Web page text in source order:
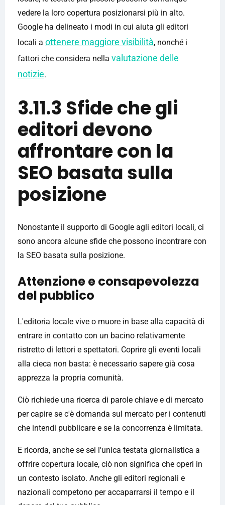
vedere la loro copertura posizionarsi più in alto.
Google ha delineato i modi in cui aiuta gli editori
locali a ottenere maggiore visibilità, nonché i
fattori che considera nella valutazione delle
notizie.
3.11.3 Sfide che gli
editori devono
affrontare con la
SEO basata sulla
posizione
Nonostante il supporto di Google agli editori locali, ci
sono ancora alcune sfide che possono incontrare con
la SEO basata sulla posizione.
Attenzione e consapevolezza
del pubblico
L'editoria locale vive o muore in base alla capacità di
entrare in contatto con un bacino relativamente
ristretto di lettori e spettatori. Coprire gli eventi locali
alla cieca non basta: è necessario sapere già cosa
apprezza la propria comunità.
Ciò richiede una ricerca di parole chiave e di mercato
per capire se c'è domanda sul mercato per i contenuti
che intendi pubblicare e se la concorrenza è limitata.
E ricorda, anche se sei l'unica testata giornalistica a
offrire copertura locale, ciò non significa che operi in
un contesto isolato. Anche gli editori regionali e
nazionali competono per accaparrarsi il tempo e il